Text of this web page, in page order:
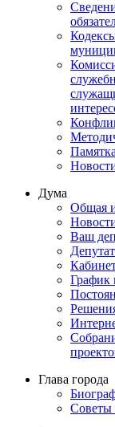
Дума
Общая
Ваш
График
Глава города
Советы